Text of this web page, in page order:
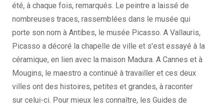
été, à chaque fois, remarqués. Le peintre a laissé de
nombreuses traces, rassemblées dans le musée qui
porte son nom à Antibes, le musée Picasso. A Vallauris,
Picasso a décoré la chapelle de ville et s’est essayé à la
céramique, en lien avec la maison Madura. A Cannes et à
Mougins, le maestro a continué à travailler et ces deux
villes ont des histoires, petites et grandes, à raconter
sur celui-ci. Pour mieux les connaître, les Guides de